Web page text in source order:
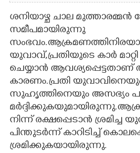
ശനിയാഴ്ച ചാല മുത്താരമ്മൻ
സമീപമായിരുന്നു
യുവാവ്,പ്രതിയുടെ കാർ
ചെയ്യാൻ
കാരണം.പ്രതി
സുഹൃത്തിനെയും അസഭ്യം
നിന്ന് രക്ഷപ്പെടാൻ ശ്രമിച്ച
പിന്തുടർന്ന് കാറിടിച്ച്
ശ്രമിക്കുകയായിരുന്നു.